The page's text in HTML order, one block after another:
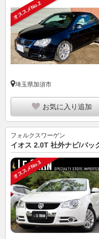
オススメNo.2
埼玉県加須市
お気に入り追加
フォルクスワーゲン
イオス 2.0T 社外ナビ/バッ
オススメNo.3